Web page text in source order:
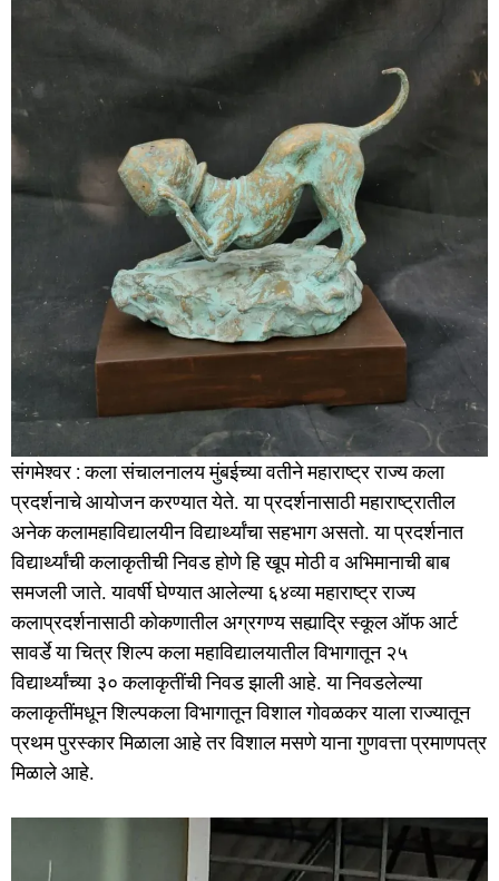
संगमेश्वर : कला संचालनालय मुंबईच्या वतीने महाराष्ट्र राज्य कला
प्रदर्शनाचे आयोजन करण्यात येते. या प्रदर्शनासाठी महाराष्ट्रातील
अनेक कलामहाविद्यालयीन विद्यार्थ्यांचा सहभाग असतो. या प्रदर्शनात
विद्यार्थ्यांची कलाकृतीची निवड होणे हि खूप मोठी व अभिमानाची बाब
समजली जाते. यावर्षी घेण्यात आलेल्या ६४व्या महाराष्ट्र राज्य
कलाप्रदर्शनासाठी कोकणातील अग्रगण्य सह्याद्रि स्कूल ऑफ आर्ट
सावर्डे या चित्र शिल्प कला महाविद्यालयातील विभागातून २५
विद्यार्थ्यांच्या ३० कलाकृतींची निवड झाली आहे. या निवडलेल्या
कलाकृतींमधून शिल्पकला विभागातून विशाल गोवळकर याला राज्यातून
प्रथम पुरस्कार मिळाला आहे तर विशाल मसणे याना गुणवत्ता प्रमाणपत्र
मिळाले आहे.